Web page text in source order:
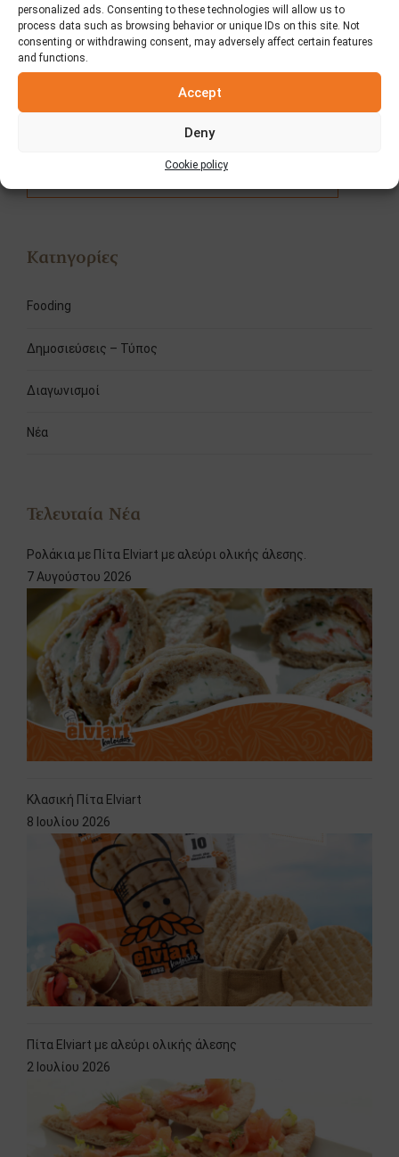
personalized ads. Consenting to these technologies will allow us to
process data such as browsing behavior or unique IDs on this site. Not
consenting or withdrawing consent, may adversely affect certain features
and functions.
Accept
Deny
Cookie policy
ΠΡΟΗΓΟΥΜΕΝΟ
Διαγωνισμός Elviart "Style
and Comfort"
ΕΠΟΜΕΝΟ
Παγκόσμια Ημέρα
Κατηγορίες
Fooding
Δημοσιεύσεις – Τύπος
Διαγωνισμοί
Νέα
Τελευταία Νέα
Ρολάκια με Πίτα Elviart με αλεύρι ολικής άλεσης.
7 Αυγούστου 2026
Κλασική Πίτα Elviart
8 Ιουλίου 2026
Πίτα Elviart με αλεύρι ολικής άλεσης
2 Ιουλίου 2026